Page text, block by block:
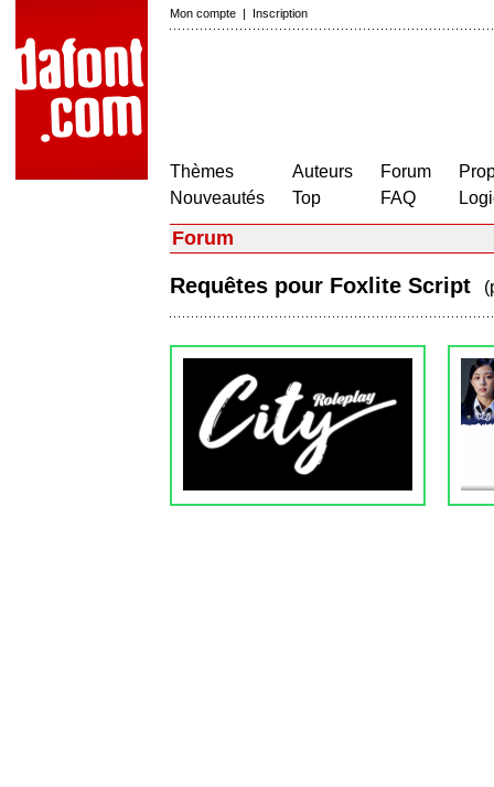
Mon compte | Inscription
Thèmes
Nouveautés
Auteurs
Top
Forum
FAQ
Forum
Requêtes pour Foxlite Script